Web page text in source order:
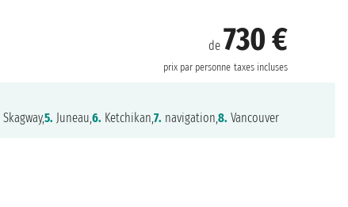
de 730 €
prix par personne taxes incluses
Skagway,5. Juneau,6. Ketchikan,7. navigation,8. Vancouver